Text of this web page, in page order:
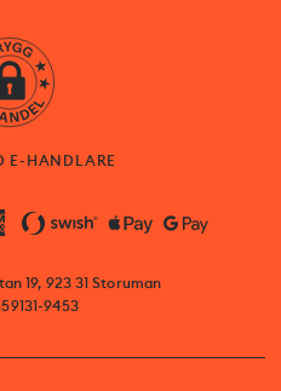
E-HANDLARE
19, 923 31 Storuman
9453